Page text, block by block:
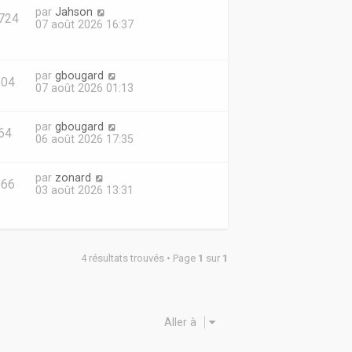
par Jahson
07 août 2026 16:37
par gbougard
07 août 2026 01:13
par gbougard
06 août 2026 17:35
par zonard
03 août 2026 13:31
4 résultats trouvés • Page 1 sur 1
Aller à